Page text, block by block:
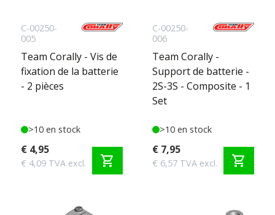
C-00250-
005
Team Corally - Vis de
fixation de la batterie
- 2 pièces
>10 en stock
€ 4,95
€ 4,09 TVA excl. shopping_cart
C-00250-
006
Team Corally -
Support de batterie -
2S-3S - Composite - 1
Set
>10 en stock
€ 7,95
€ 6,57 TVA excl. shopping_cart